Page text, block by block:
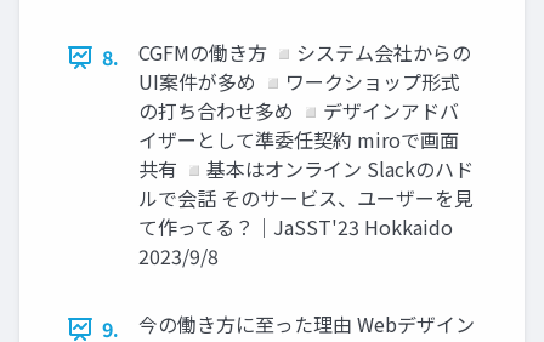
8.
CGFMの働き方 ◽システム会社からの
UI案件が多め ◽ワークショップ形式
の打ち合わせ多め ◽デザインアドバ
イザーとして準委任契約 miroで画面
共有 ◽基本はオンライン Slackのハド
ルで会話 そのサービス、ユーザーを見
て作ってる？｜JaSST'23 Hokkaido
2023/9/8
9.
今の働き方に至った理由 Webデザイン